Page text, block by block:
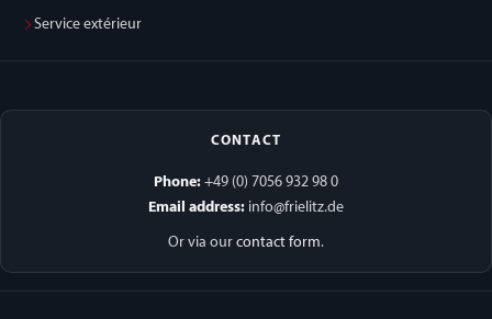
Service extérieur
CONTACT
Phone: +49 (0) 7056 932 98 0
Email address: info@frielitz.de
Or via our contact form.